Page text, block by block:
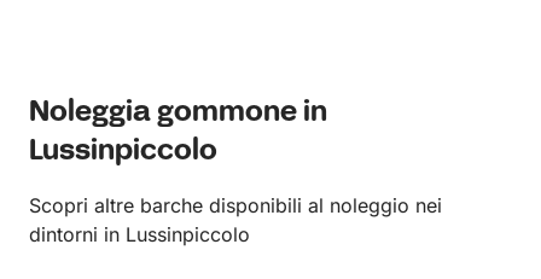
Noleggia gommone in
Lussinpiccolo
Scopri altre barche disponibili al noleggio nei
dintorni in Lussinpiccolo